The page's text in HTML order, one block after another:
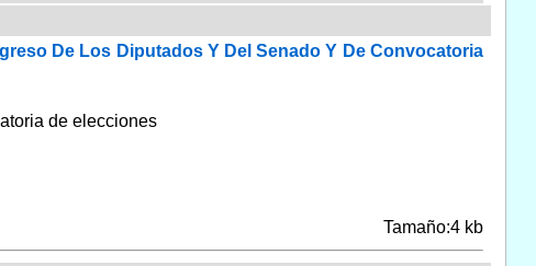
De Los Diputados Y Del Senado Y De Convocatoria
de elecciones
Tamaño:4 kb